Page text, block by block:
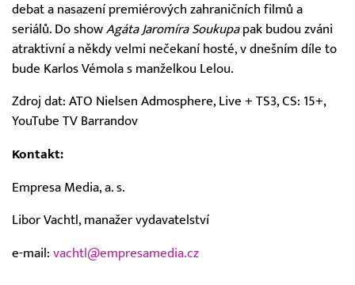
debat a nasazení premiérových zahraničních filmů a
seriálů. Do show Agáta Jaromíra Soukupapak budou zváni
atraktivní a někdy velmi nečekaní hosté, v dnešním díle to
bude Karlos Vémola s manželkou Lelou.
Zdroj dat: ATO Nielsen Admosphere, Live + TS3, CS: 15+,
YouTube TV Barrandov
Kontakt:
Empresa Media, a. s.
Libor Vachtl, manažer vydavatelství
e-mail: vachtl@empresamedia.cz